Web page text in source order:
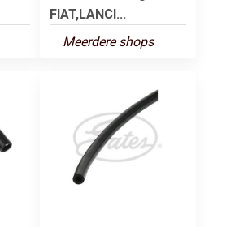
FIAT,LANCI...
Meerdere shops